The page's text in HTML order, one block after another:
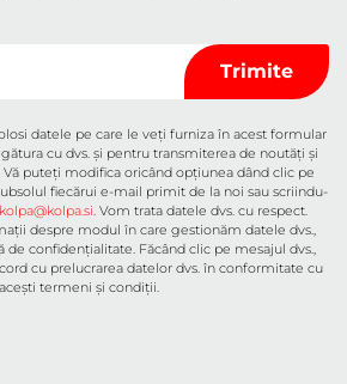
datele pe care le veți furniza în acest formular
cu dvs. și pentru transmiterea de noutăți și
puteți modifica oricând opțiunea dând clic pe
fiecărui e-mail primit de la noi sau scriindu-
. Vom trata datele dvs. cu respect.
despre modul în care gestionăm datele dvs.,
de confidențialitate. Făcând clic pe mesajul dvs.,
cu prelucrarea datelor dvs. în conformitate cu
acești termeni și condiții.